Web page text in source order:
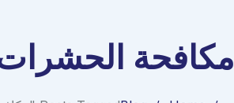
مكافحة